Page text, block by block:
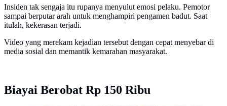
Insiden tak sengaja itu rupanya menyulut emosi pelaku. Pemotor
sampai berputar arah untuk menghampiri pengamen badut. Saat
itulah, kekerasan terjadi.
Video yang merekam kejadian tersebut dengan cepat menyebar di
media sosial dan memantik kemarahan masyarakat.
Biayai Berobat Rp 150 Ribu